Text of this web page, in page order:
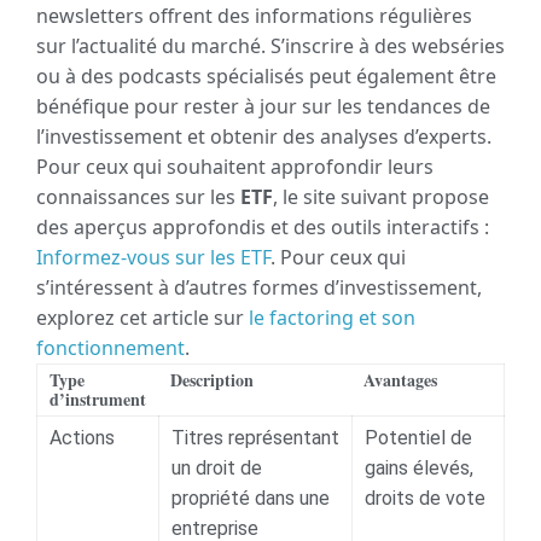
newsletters offrent des informations régulières
sur l’actualité du marché. S’inscrire à des webséries
ou à des podcasts spécialisés peut également être
bénéfique pour rester à jour sur les tendances de
l’investissement et obtenir des analyses d’experts.
Pour ceux qui souhaitent approfondir leurs
connaissances sur les ETF, le site suivant propose
des aperçus approfondis et des outils interactifs :
Informez-vous sur les ETF. Pour ceux qui
s’intéressent à d’autres formes d’investissement,
explorez cet article sur le factoring et son
fonctionnement.
Type
d’instrument
Description Avantages
Actions
Titres représentant
un droit de
propriété dans une
entreprise
Potentiel de
gains élevés,
droits de vote